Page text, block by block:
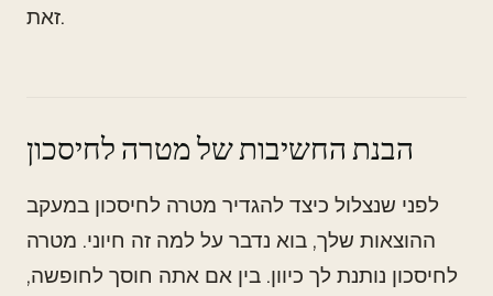
זאת.
הבנת החשיבות של מטרה לחיסכון
לפני שנצלול כיצד להגדיר מטרה לחיסכון במעקב
ההוצאות שלך, בוא נדבר על למה זה חיוני. מטרה
לחיסכון נותנת לך כיוון. בין אם אתה חוסך לחופשה,